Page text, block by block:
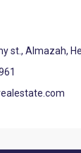
st., Almazah,